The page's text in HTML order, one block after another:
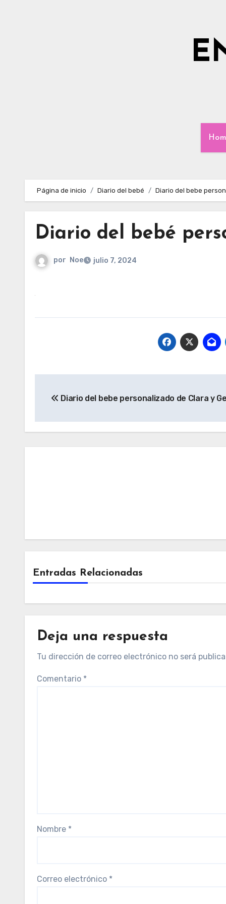
Página de inicio Diario del bebé Diario del bebe
Diario del bebé
por Noe julio 7, 2024
de
entradas
Diario del bebe personalizado de Clara y
Entradas Relacionadas
Deja una respuesta
Tu dirección de correo electrónico no será
Comentario *
Nombre *
Correo electrónico *